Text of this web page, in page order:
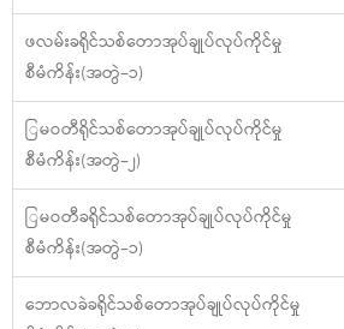
ဖလမ်းခရိုင်သစ်တောအုပ်ချုပ်လုပ်ကိုင်မှု
စီမံကိန်း(အတွဲ−၁)
ြမဝတီရိုင်သစ်တောအုပ်ချုပ်လုပ်ကိုင်မှု
စီမံကိန်း(အတွဲ−၂)
ြမဝတီခရိုင်သစ်တောအုပ်ချုပ်လုပ်ကိုင်မှု
စီမံကိန်း(အတွဲ−၁)
ဘောလခဲခရိုင်သစ်တောအုပ်ချုပ်လုပ်ကိုင်မှု